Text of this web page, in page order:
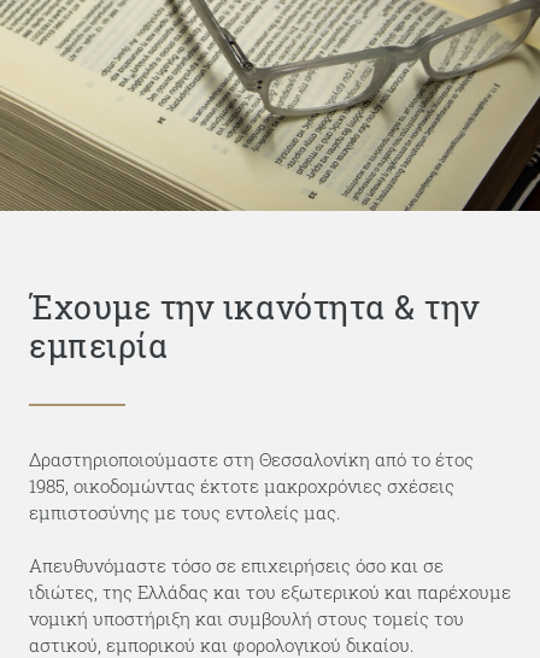
Έχουμε την ικανότητα & την
εμπειρία
Δραστηριοποιούμαστε στη Θεσσαλονίκη από το έτος
1985, οικοδομώντας έκτοτε μακροχρόνιες σχέσεις
εμπιστοσύνης με τους εντολείς μας.
Απευθυνόμαστε τόσο σε επιχειρήσεις όσο και σε
ιδιώτες, της Ελλάδας και του εξωτερικού και παρέχουμε
νομική υποστήριξη και συμβουλή στους τομείς του
αστικού, εμπορικού και φορολογικού δικαίου.